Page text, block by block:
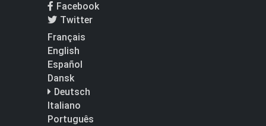
Facebook
Twitter
Français
English
Español
Dansk
Deutsch
Italiano
Português